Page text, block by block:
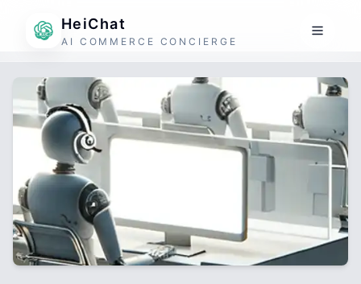
HeiChat
AI COMMERCE CONCIERGE